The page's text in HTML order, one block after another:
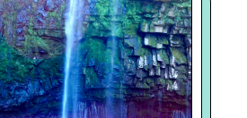
#自然
#お祭り
本日15時更新